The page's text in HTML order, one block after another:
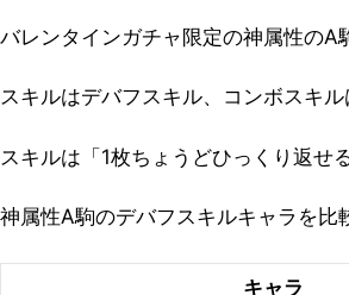
バレンタインガチャ限定の神属性のA
スキルはデバフスキル、コンボスキ
スキルは「1枚ちょうどひっくり返せ
神属性A駒のデバフスキルキャラを比
キャラ